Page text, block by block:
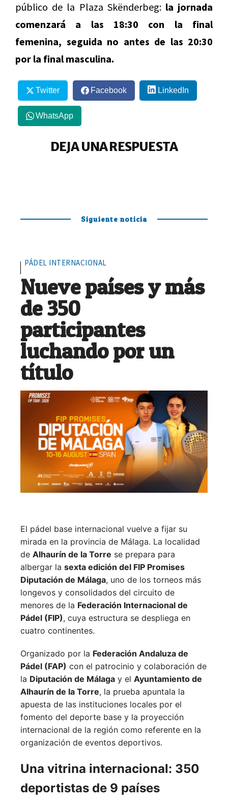
público de la Plaza Skënderbeg:la jornada
comenzará a las 18:30 con la final
femenina, seguida no antes de las 20:30
por la final masculina.
Twitter Facebook LinkedIn
WhatsApp
DEJA UNA RESPUESTA
Siguiente noticia
PÁDEL INTERNACIONAL
Nueve países y más
de 350
participantes
luchando por un
título
El pádel base internacional vuelve a fijar su
mirada en la provincia de Málaga. La localidad
de Alhaurín de la Torre se prepara para
albergar la sexta edición del FIP Promises
Diputación de Málaga, uno de los torneos más
longevos y consolidados del circuito de
menores de la Federación Internacional de
Pádel (FIP), cuya estructura se despliega en
cuatro continentes.
Organizado por la Federación Andaluza de
Pádel (FAP) con el patrocinio y colaboración de
la Diputación de Málaga y el Ayuntamiento de
Alhaurín de la Torre, la prueba apuntala la
apuesta de las instituciones locales por el
fomento del deporte base y la proyección
internacional de la región como referente en la
organización de eventos deportivos.
Una vitrina internacional: 350
deportistas de 9 países